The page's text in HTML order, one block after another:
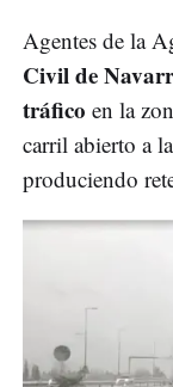
Agentes de la
Civil de
tráfico en la
carril abierto a
produciendo